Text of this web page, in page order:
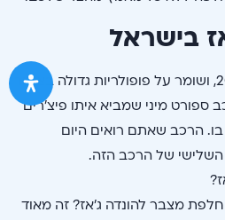
בישראל
הרכב מיוצר עוד משנת 2001, ושומר על פופולריות גדולה בציבור
ספורט מיני שמביא איתו פיצ’רים
הרכב שאתם רואים היום
השלישי של הרכב הזה.
מצבר להונדה ג’אז? זה מאוד